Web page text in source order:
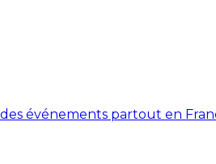
événements partout en